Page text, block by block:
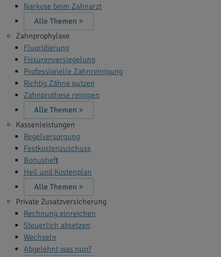
Narkose beim Zahnarzt
Alle Themen >
Zahnprophylaxe
Fluoridierung
Fissurenversiegelung
Professionelle Zahnreinigung
Richtig Zähne putzen
Zahnprothese reinigen
Alle Themen >
Kassenleistungen
Regelversorgung
Festkostenzuschuss
Bonusheft
Heil und Kostenplan
Alle Themen >
Private Zusatzversicherung
Rechnung einreichen
Steuerlich absetzen
Wechseln
Abgelehnt was nun?